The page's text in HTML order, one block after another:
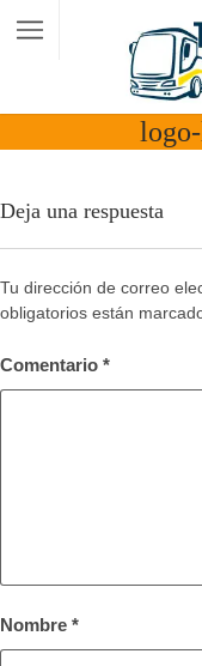
Deja una respuesta
Tu dirección de correo
obligatorios están
Comentario *
Nombre *